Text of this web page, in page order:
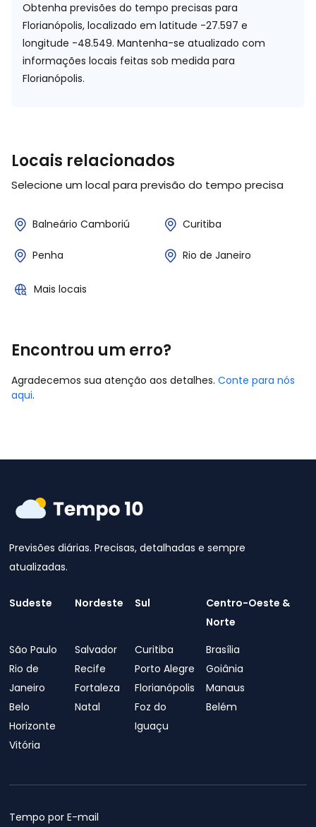
Obtenha previsões do tempo precisas para
Florianópolis, localizado em latitude -27.597 e
longitude -48.549. Mantenha-se atualizado com
informações locais feitas sob medida para
Florianópolis.
Locais relacionados
Selecione um local para previsão do tempo precisa
Balneário Camboriú Curitiba
Penha Rio de Janeiro
Mais locais
Encontrou um erro?
Agradecemos sua atenção aos detalhes. Conte para nós
aqui.
Previsões diárias. Precisas, detalhadas e sempre
atualizadas.
Sudeste
São Paulo
Rio de
Janeiro
Belo
Horizonte
Vitória
Nordeste
Salvador
Recife
Fortaleza
Natal
Sul
Curitiba
Porto Alegre
Florianópolis
Foz do
Iguaçu
Centro-Oeste &
Norte
Brasília
Goiânia
Manaus
Belém
Tempo por E-mail